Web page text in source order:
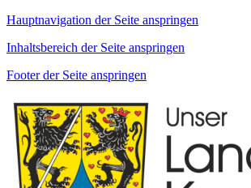
Hauptnavigation der Seite anspringen
Inhaltsbereich der Seite anspringen
Footer der Seite anspringen